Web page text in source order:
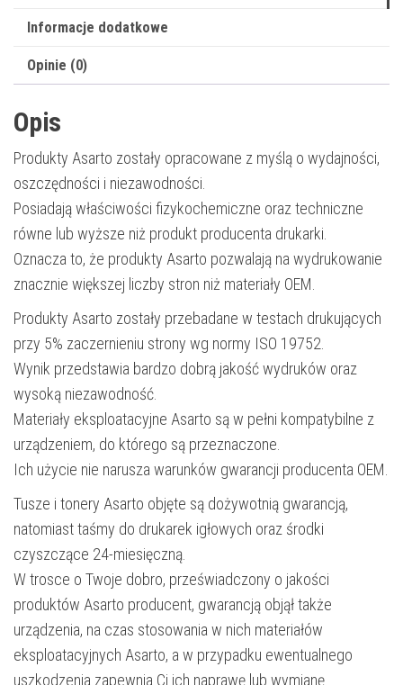
magenta
Informacje dodatkowe
Opinie (0)
Opis
Produkty Asarto zostały opracowane z myślą o wydajności,
oszczędności i niezawodności.
Posiadają właściwości fizykochemiczne oraz techniczne
równe lub wyższe niż produkt producenta drukarki.
Oznacza to, że produkty Asarto pozwalają na wydrukowanie
znacznie większej liczby stron niż materiały OEM.
Produkty Asarto zostały przebadane w testach drukujących
przy 5% zaczernieniu strony wg normy ISO 19752.
Wynik przedstawia bardzo dobrą jakość wydruków oraz
wysoką niezawodność.
Materiały eksploatacyjne Asarto są w pełni kompatybilne z
urządzeniem, do którego są przeznaczone.
Ich użycie nie narusza warunków gwarancji producenta OEM.
Tusze i tonery Asarto objęte są dożywotnią gwarancją,
natomiast taśmy do drukarek igłowych oraz środki
czyszczące 24-miesięczną.
W trosce o Twoje dobro, przeświadczony o jakości
produktów Asarto producent, gwarancją objął także
urządzenia, na czas stosowania w nich materiałów
eksploatacyjnych Asarto, a w przypadku ewentualnego
uszkodzenia zapewnia Ci ich naprawę lub wymianę.